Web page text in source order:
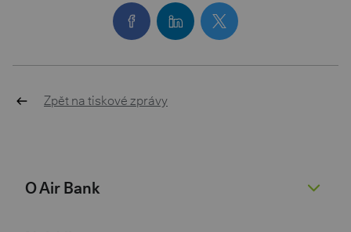
Zpět na tiskové zprávy
O Air Bank
O nás